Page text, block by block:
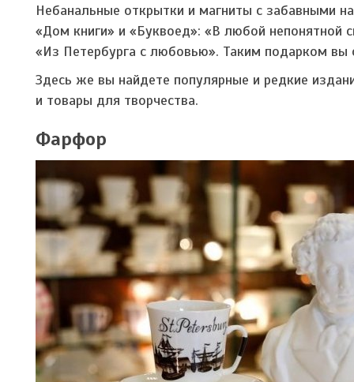
Небанальные открытки и магниты с забавными
«Дом книги» и «Буквоед»: «В любой непонятной
«Из Петербурга с любовью». Таким подарком
Здесь же вы найдете популярные и редкие
и товары для творчества.
Фарфор